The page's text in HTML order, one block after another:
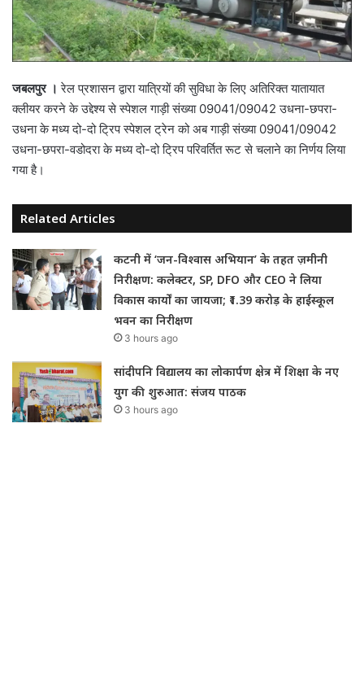
जबलपुर । रेल प्रशासन द्वारा यात्रियों की सुविधा के लिए अतिरिक्त यातायात
क्लीयर करने के उद्देश्य से स्पेशल गाड़ी संख्या 09041/09042 उधना-छपरा-
उधना के मध्य दो-दो ट्रिप स्पेशल ट्रेन को अब गाड़ी संख्या 09041/09042
उधना-छपरा-वडोदरा के मध्य दो-दो ट्रिप परिवर्तित रूट से चलाने का निर्णय लिया
गया है।
Related Articles
कटनी में ‘जन-विश्वास अभियान’ के तहत ज़मीनी
निरीक्षण: कलेक्टर, SP, DFO और CEO ने लिया
विकास कार्यों का जायजा; ₹1.39 करोड़ के हाईस्कूल
भवन का निरीक्षण
3 hours ago
सांदीपनि विद्यालय का लोकार्पण क्षेत्र में शिक्षा के नए
युग की शुरुआत: संजय पाठक
3 hours ago